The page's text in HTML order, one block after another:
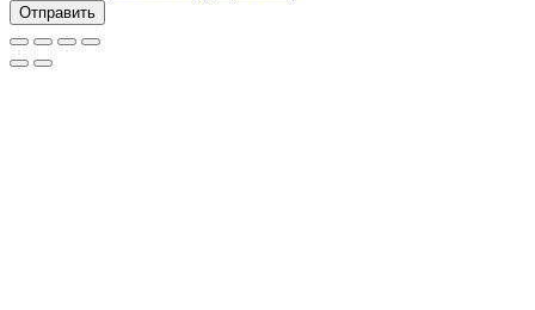
Отправить